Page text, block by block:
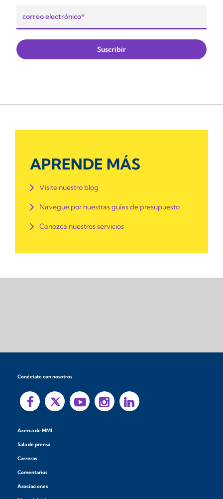
APRENDE MÁS
Visite nuestro blog
Navegue por nuestras guías de presupuesto
Conozca nuestros servicios
Conéctate con nosotros
Acerca de MMI
Sala de prensa
Carreras
Comentarios
Asociaciones